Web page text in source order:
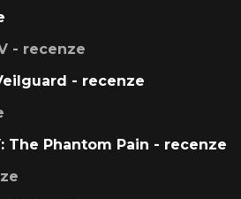
- recenze
- recenze
The Phantom Pain - recenze